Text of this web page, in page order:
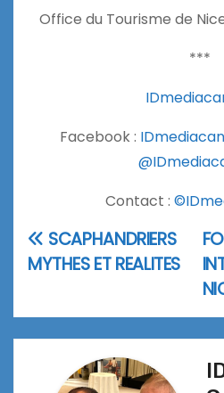
Office du Tourisme de
***
Facebook :
Contact :
Navigation
de
l’article
SCAPHANDRIERS
MYTHES ET REALITES